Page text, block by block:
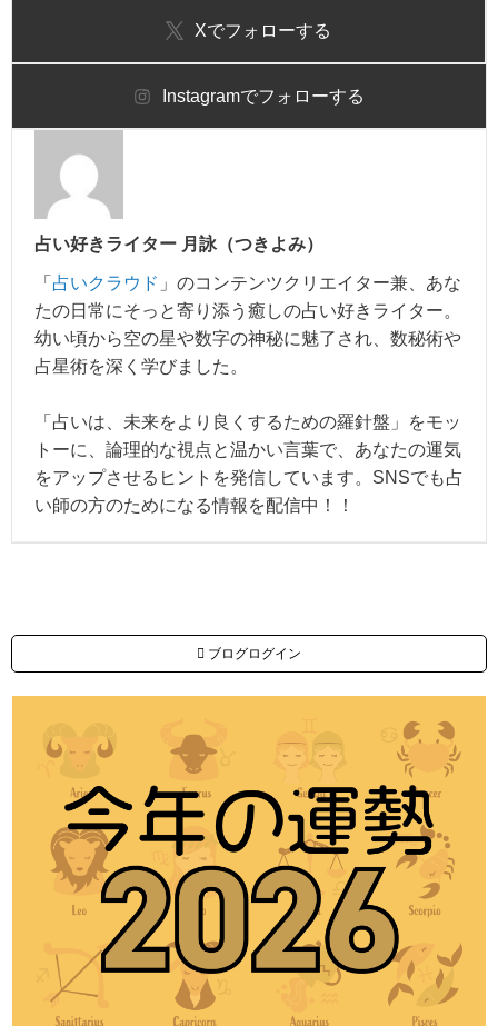
Xでフォローする
Instagramでフォローする
占い好きライター 月詠（つきよみ）
「 占いクラウド 」のコンテンツクリエイター兼、あな
たの日常にそっと寄り添う癒しの占い好きライター。
幼い頃から空の星や数字の神秘に魅了され、数秘術や
占星術を深く学びました。
「占いは、未来をより良くするための羅針盤」をモッ
トーに、論理的な視点と温かい言葉で、あなたの運気
をアップさせるヒントを発信しています。SNSでも占
い師の方のためになる情報を配信中！！
ブログログイン